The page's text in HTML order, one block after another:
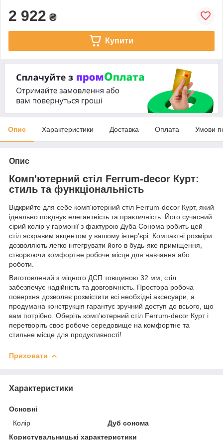
2 922 ₴
Купити
Опис Характеристики Доставка Оплата Умови
Опис
Комп'ютерний стіл Ferrum-decor Курт:
стиль та функціональність
Відкрийте для себе комп'ютерний стіл Ferrum-decor Курт, який
ідеально поєднує елегантність та практичність. Його сучасний
сірий колір у гармонії з фактурою Дуба Сонома робить цей
стіл яскравим акцентом у вашому інтер'єрі. Компактні розміри
дозволяють легко інтегрувати його в будь-яке приміщення,
створюючи комфортне робоче місце для навчання або
роботи.
Виготовлений з міцного ДСП товщиною 32 мм, стіл
забезпечує надійність та довговічність. Простора робоча
поверхня дозволяє розмістити всі необхідні аксесуари, а
продумана конструкція гарантує зручний доступ до всього, що
вам потрібно. Оберіть комп'ютерний стіл Ferrum-decor Курт і
перетворіть своє робоче середовище на комфортне та
стильне місце для продуктивності!
Приховати
Характеристики
Основні
Колір
Дуб сонома
Користувальницькі характеристики